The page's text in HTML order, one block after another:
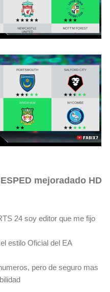
mejoradado HD
24 soy editor que me fijo
estilo Oficial del EA
pero de seguro mas